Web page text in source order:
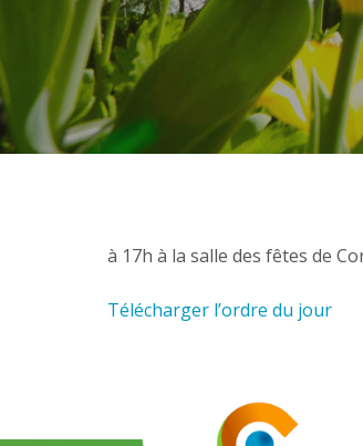
à 17h à la salle des fêtes de
Télécharger l’ordre du jour